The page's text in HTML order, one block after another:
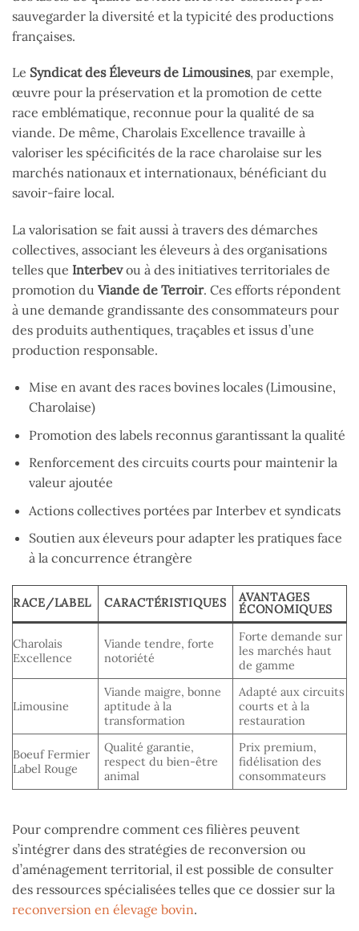
sauvegarder la diversité et la typicité des productions
françaises.
Le Syndicat des Éleveurs de Limousines, par exemple,
œuvre pour la préservation et la promotion de cette
race emblématique, reconnue pour la qualité de sa
viande. De même, Charolais Excellence travaille à
valoriser les spécificités de la race charolaise sur les
marchés nationaux et internationaux, bénéficiant du
savoir-faire local.
La valorisation se fait aussi à travers des démarches
collectives, associant les éleveurs à des organisations
telles que Interbevou à des initiatives territoriales de
promotion du Viande de Terroir. Ces efforts répondent
à une demande grandissante des consommateurs pour
des produits authentiques, traçables et issus d’une
production responsable.
Mise en avant des races bovines locales (Limousine,
Charolaise)
Promotion des labels reconnus garantissant la qualité
Renforcement des circuits courts pour maintenir la
valeur ajoutée
Actions collectives portées par Interbev et syndicats
Soutien aux éleveurs pour adapter les pratiques face
à la concurrence étrangère
RACE/LABEL CARACTÉRISTIQUES
AVANTAGES
ÉCONOMIQUES
Charolais
Excellence
Viande tendre, forte
notoriété
Forte demande sur
les marchés haut
de gamme
Limousine
Viande maigre, bonne
aptitude à la
transformation
Adapté aux circuits
courts et à la
restauration
Boeuf Fermier
Label Rouge
Qualité garantie,
respect du bien-être
animal
Prix premium,
fidélisation des
consommateurs
Pour comprendre comment ces filières peuvent
s’intégrer dans des stratégies de reconversion ou
d’aménagement territorial, il est possible de consulter
des ressources spécialisées telles que ce dossier sur la
reconversion en élevage bovin.